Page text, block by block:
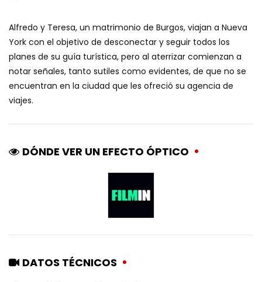
Alfredo y Teresa, un matrimonio de Burgos, viajan a Nueva
York con el objetivo de desconectar y seguir todos los
planes de su guía turística, pero al aterrizar comienzan a
notar señales, tanto sutiles como evidentes, de que no se
encuentran en la ciudad que les ofreció su agencia de
viajes.
DÓNDE VER UN EFECTO ÓPTICO
DATOS TÉCNICOS